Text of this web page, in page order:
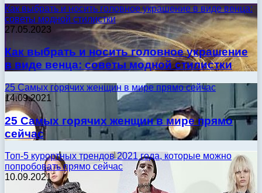
Как выбрать и носить головное украшение в виде венца:
советы модной стилистки
27.05.2023
Как выбрать и носить головное украшение
в виде венца: советы модной стилистки
25 Самых горячих женщин в мире прямо сейчас
14.09.2021
25 Самых горячих женщин в мире прямо
сейчас
Топ-5 курортных трендов 2021 года, которые можно
попробовать прямо сейчас
10.09.2021